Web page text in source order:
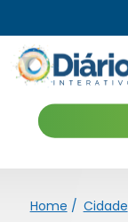
Home / Cidade